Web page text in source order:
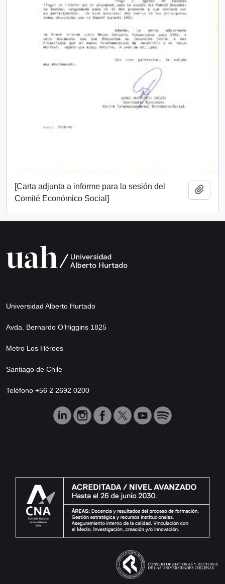
[Carta adjunta a informe para la sesión del
Comité Económico Social]
Universidad Alberto Hurtado
Avda. Bernardo O’Higgins 1825
Metro Los Héroes
Santiago de Chile
Teléfono +56 2 2692 0200